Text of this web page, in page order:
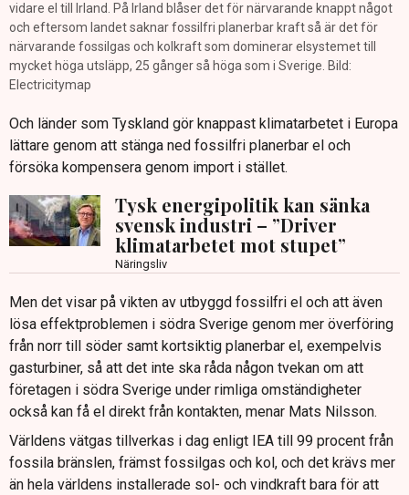
vidare el till Irland. På Irland blåser det för närvarande knappt något
och eftersom landet saknar fossilfri planerbar kraft så är det för
närvarande fossilgas och kolkraft som dominerar elsystemet till
mycket höga utsläpp, 25 gånger så höga som i Sverige. Bild:
Electricitymap
Och länder som Tyskland gör knappast klimatarbetet i Europa
lättare genom att stänga ned fossilfri planerbar el och
försöka kompensera genom import i stället.
Tysk energipolitik kan sänka
svensk industri – ”Driver
klimatarbetet mot stupet”
Näringsliv
Men det visar på vikten av utbyggd fossilfri el och att även
lösa effektproblemen i södra Sverige genom mer överföring
från norr till söder samt kortsiktig planerbar el, exempelvis
gasturbiner, så att det inte ska råda någon tvekan om att
företagen i södra Sverige under rimliga omständigheter
också kan få el direkt från kontakten, menar Mats Nilsson.
Världens vätgas tillverkas i dag enligt IEA till 99 procent från
fossila bränslen, främst fossilgas och kol, och det krävs mer
än hela världens installerade sol- och vindkraft bara för att